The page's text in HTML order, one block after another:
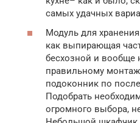
самых удачных
Модуль для
как выпирающая
бесхозной и вообще
правильному
подоконник по
Подобрать
огромного выбора,